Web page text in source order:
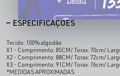
ESPECIFICAÇÕES
Tecido: 100% algodão
X1 - Comprimento: 85CM/ Torax: 70cm/
X2 - Comprimento: 88CM/ Torax: 72cm/
X3 - Comprimento: 91CM/ Torax: 76cm/
*MEDIDAS APROXIMADAS